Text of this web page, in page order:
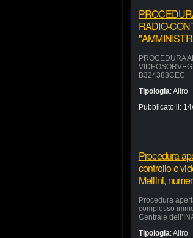
RADIO-
PROCEDURA
B324383CEC
Tipologia:Altro
Pubblicato il:
Procedura
controllo e
Mellini,
Procedura
complesso
Centrale
Tipologia:Altro